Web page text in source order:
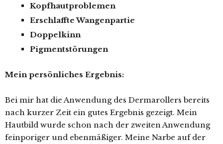
Kopfhautproblemen
Erschlaffte Wangenpartie
Doppelkinn
Pigmentstörungen
Mein persönliches Ergebnis:
Bei mir hat die Anwendung des Dermarollers bereits
nach kurzer Zeit ein gutes Ergebnis gezeigt. Mein
Hautbild wurde schon nach der zweiten Anwendung
feinporiger und ebenmäßiger. Meine Narbe auf der